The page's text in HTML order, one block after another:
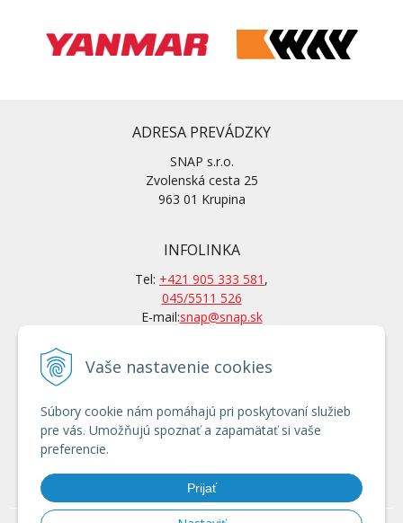
Vaše nastavenie cookies
Súbory cookie nám pomáhajú pri poskytovaní služieb
pre vás. Umožňujú spoznať a zapamätať si vaše
preferencie.
Prijať
ADRESA PREVÁDZKY
SNAP s.r.o.
Zvolenská cesta 25
963 01 Krupina
INFOLINKA
Tel: +421 905 333 581 ,
045/5511 526
E-mail:snap@snap.sk
KONTAKTY
Po tel. dohovore aj mimo
otváracích hodín
Používanie cookies